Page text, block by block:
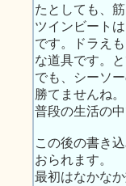
たとしても、
ツインビート
です。ドラえ
な道具です。
でも、シーソ
勝てませんね。
普段の生活の
この後の書き
おられます。
最初はなかな